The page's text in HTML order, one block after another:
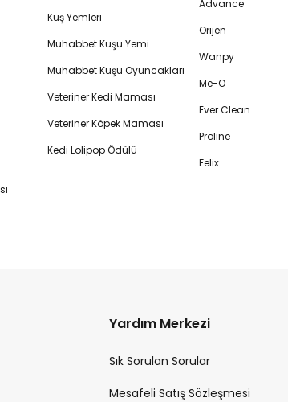
Kuş Yemleri
Muhabbet Kuşu Yemi
Muhabbet Kuşu Oyuncakları
Veteriner Kedi Maması
Veteriner Köpek Maması
Kedi Lolipop Ödülü
Advance
Orijen
Wanpy
Me-O
Ever Clean
Proline
Felix
Yardım Merkezi
Sık Sorulan Sorular
Mesafeli Satış Sözleşmesi